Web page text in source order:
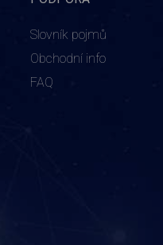
Slovník pojmů
Obchodní info
FAQ